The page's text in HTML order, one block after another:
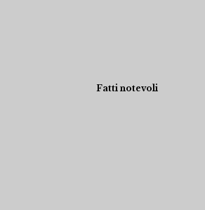
Fatti notevoli